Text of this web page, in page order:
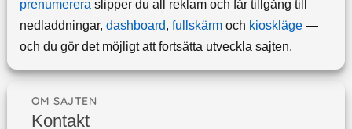
prenumereraslipper du all reklam och får tillgång till
nedladdningar, dashboard, fullskärmoch kioskläge—
och du gör det möjligt att fortsätta utveckla sajten.
OM SAJTEN
Kontakt